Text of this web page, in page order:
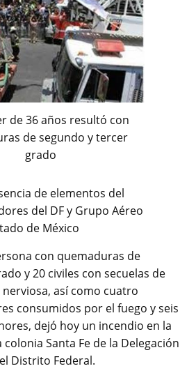
de 36 años resultó con
de segundo y tercer
grado
de elementos del
del DF y Grupo Aéreo
de México
con quemaduras de
y 20 civiles con secuelas de
así como cuatro
consumidos por el fuego y seis
dejó hoy un incendio en la
colonia Santa Fe de la Delegación
Distrito Federal.